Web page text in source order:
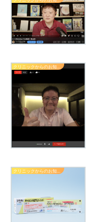
クリニックからのお知らせ